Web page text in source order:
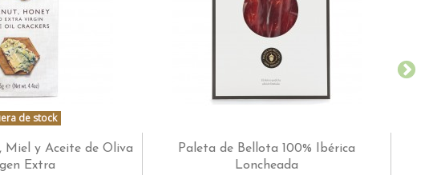
de stock
Miel y Aceite de Oliva
Extra
Paleta de Bellota 100% Ibérica
Loncheada